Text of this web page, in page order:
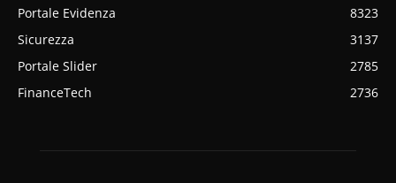
Portale Evidenza
8323
Sicurezza
3137
Portale Slider
2785
FinanceTech
2736